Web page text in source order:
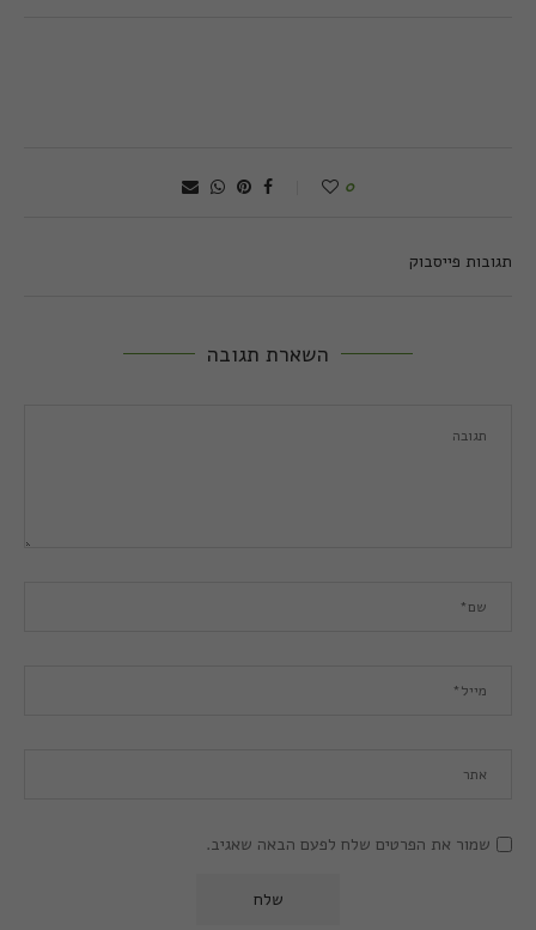
0
תגובות פייסבוק
השארת תגובה
שמור את הפרטים שלח לפעם הבאה שאגיב.